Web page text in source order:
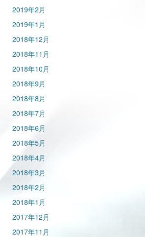
2019年2月
2019年1月
2018年12月
2018年11月
2018年10月
2018年9月
2018年8月
2018年7月
2018年6月
2018年5月
2018年4月
2018年3月
2018年2月
2018年1月
2017年12月
2017年11月